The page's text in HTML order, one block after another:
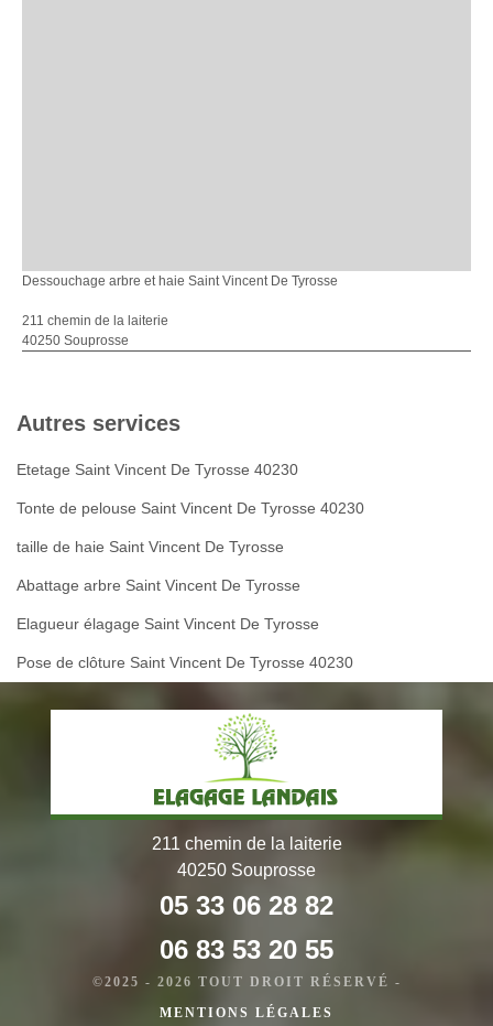
Dessouchage arbre et haie Saint Vincent De Tyrosse
211 chemin de la laiterie
40250 Souprosse
Autres services
Etetage Saint Vincent De Tyrosse 40230
Tonte de pelouse Saint Vincent De Tyrosse 40230
taille de haie Saint Vincent De Tyrosse
Abattage arbre Saint Vincent De Tyrosse
Elagueur élagage Saint Vincent De Tyrosse
Pose de clôture Saint Vincent De Tyrosse 40230
211 chemin de la laiterie
40250 Souprosse
05 33 06 28 82
06 83 53 20 55
©2025 - 2026 TOUT DROIT RÉSERVÉ -
MENTIONS LÉGALES